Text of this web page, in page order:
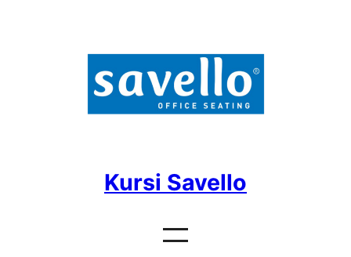
Kursi Savello